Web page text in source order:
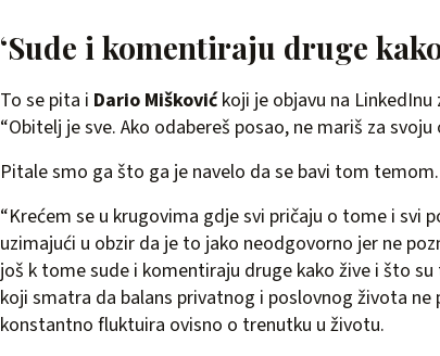
‘Sude i komentiraju druge
To se pita i Dario Miškovićkoji je objavu na LinkedInu
“Obitelj je sve. Ako odabereš posao, ne mariš za svoju
Pitale smo ga što ga je navelo da se bavi tom temom.
“Krećem se u krugovima gdje svi pričaju o tome i svi
uzimajući u obzir da je to jako neodgovorno jer ne
još k tome sude i komentiraju druge kako žive i što
koji smatra da balans privatnog i poslovnog života
konstantno fluktuira ovisno o trenutku u životu.